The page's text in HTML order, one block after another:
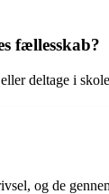
fællesskab?
deltage i
og de